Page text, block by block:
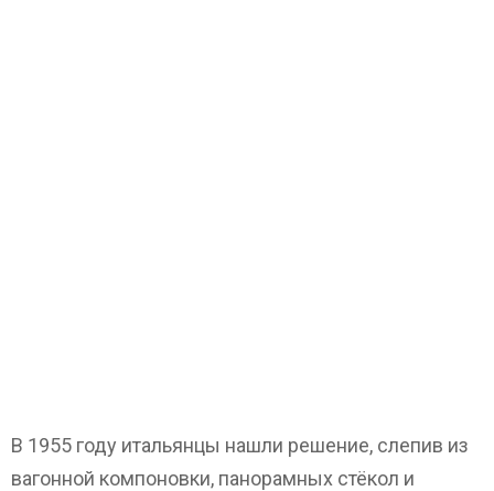
В 1955 году итальянцы нашли решение, слепив из
вагонной компоновки, панорамных стёкол и